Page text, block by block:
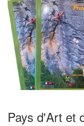
Pays d'Art et